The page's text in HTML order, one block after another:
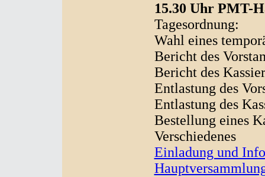
15.30 Uhr PMT-
Tagesordnung:
Wahl eines
Bericht des
Bericht des
Entlastung des
Entlastung des
Bestellung eines
Verschiedenes
Einladung und